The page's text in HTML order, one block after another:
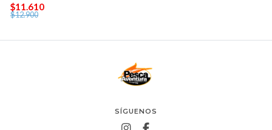
$11.610
$12.900
SÍGUENOS